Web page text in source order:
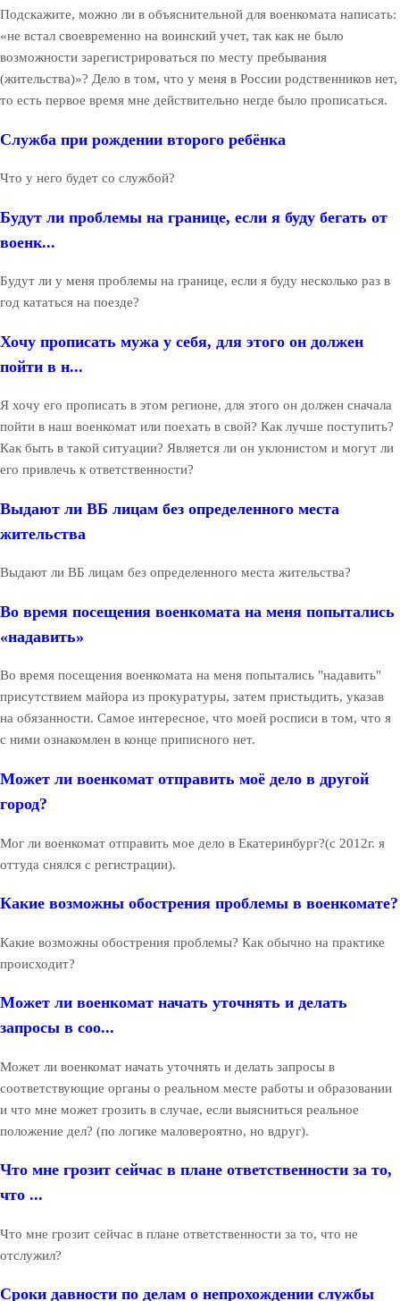
Подскажите, можно ли в объяснительной для военкомата написать:
«не встал своевременно на воинский учет, так как не было
возможности зарегистрироваться по месту пребывания
(жительства)»? Дело в том, что у меня в России родственников нет,
то есть первое время мне действительно негде было прописаться.
Служба при рождении второго ребёнка
Что у него будет со службой?
Будут ли проблемы на границе, если я буду бегать от
военк...
Будут ли у меня проблемы на границе, если я буду несколько раз в
год кататься на поезде?
Хочу прописать мужа у себя, для этого он должен
пойти в н...
Я хочу его прописать в этом регионе, для этого он должен сначала
пойти в наш военкомат или поехать в свой? Как лучше поступить?
Как быть в такой ситуации? Является ли он уклонистом и могут ли
его привлечь к ответственности?
Выдают ли ВБ лицам без определенного места
жительства
Выдают ли ВБ лицам без определенного места жительства?
Во время посещения военкомата на меня попытались
«надавить»
Во время посещения военкомата на меня попытались "надавить"
присутствием майора из прокуратуры, затем пристыдить, указав
на обязанности. Самое интересное, что моей росписи в том, что я
с ними ознакомлен в конце приписного нет.
Может ли военкомат отправить моё дело в другой
город?
Мог ли военкомат отправить мое дело в Екатеринбург?(с 2012г. я
оттуда снялся с регистрации).
Какие возможны обострения проблемы в военкомате?
Какие возможны обострения проблемы? Как обычно на практике
происходит?
Может ли военкомат начать уточнять и делать
запросы в соо...
Может ли военкомат начать уточнять и делать запросы в
соответствующие органы о реальном месте работы и образовании
и что мне может грозить в случае, если выясниться реальное
положение дел? (по логике маловероятно, но вдруг).
Что мне грозит сейчас в плане ответственности за то,
что ...
Что мне грозит сейчас в плане ответственности за то, что не
отслужил?
Сроки давности по делам о непрохождении службы